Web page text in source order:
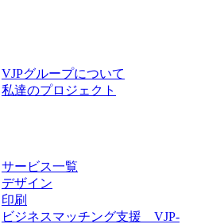
VJPグループについて
私達のプロジェクト
サービス一覧
デザイン
印刷
ビジネスマッチング支援 VJP-